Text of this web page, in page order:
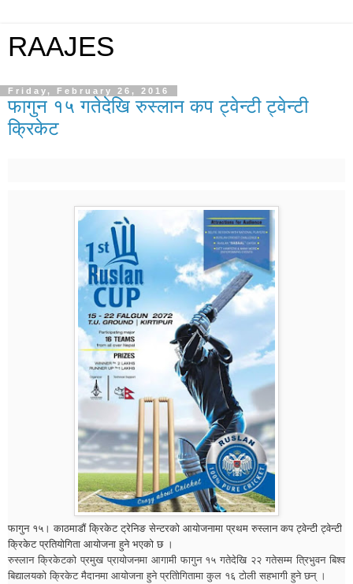
RAAJES
Friday, February 26, 2016
फागुन १५ गतेदेखि रुस्लान कप ट्वेन्टी ट्वेन्टी
क्रिकेट
फागुन १५। काठमाडौं क्रिकेट ट्रेनिङ सेन्टरको आयोजनामा प्रथम रुस्लान कप ट्वेन्टी ट्वेन्टी
क्रिकेट प्रतियोगिता आयोजना हुने भएको छ ।
रुस्लान क्रिकेटको प्रमुख प्रायोजनमा आगामी फागुन १५ गतेदेखि २२ गतेसम्म त्रिभुवन बिश्व
बिद्यालयको क्रिकेट मैदानमा आयोजना हुने प्रतिोगितामा कुल १६ टोली सहभागी हुने छन् ।